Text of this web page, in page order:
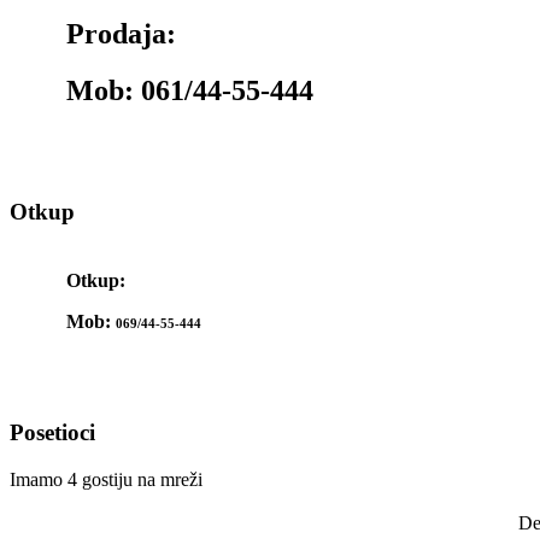
Prodaja:
Mob: 061/44-55-444
Otkup
Otkup:
Mob: 069/44-55-444
Posetioci
Imamo 4 gostiju na mreži